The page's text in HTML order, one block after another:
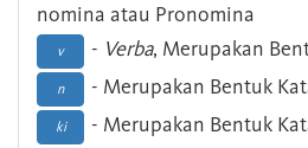
nomina atau Pronomina
v - Verba, Merupakan
n - Merupakan Bentuk
ki - Merupakan Bentuk